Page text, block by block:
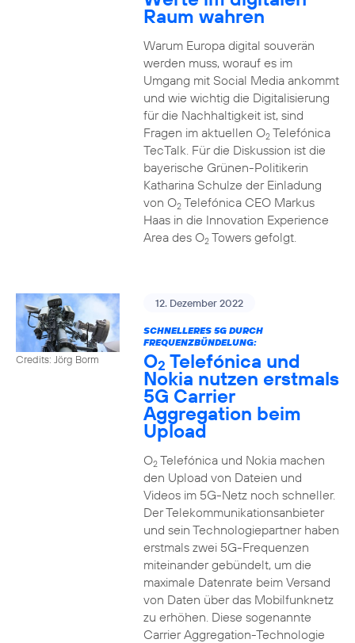
Raum wahren
Warum Europa digital souverän
werden muss, worauf es im
Umgang mit Social Media ankommt
und wie wichtig die Digitalisierung
für die Nachhaltigkeit ist, sind
Fragen im aktuellen O2Telefónica
TecTalk. Für die Diskussion ist die
bayerische Grünen-Politikerin
Katharina Schulze der Einladung
von O2Telefónica CEO Markus
Haas in die Innovation Experience
Area des O2Towers gefolgt.
Credits: Jörg Borm
12. Dezember 2022
SCHNELLERES 5G DURCH
FREQUENZBÜNDELUNG:
O2 Telefónica und
Nokia nutzen erstmals
5G Carrier
Aggregation beim
Upload
O2Telefónica und Nokia machen
den Upload von Dateien und
Videos im 5G-Netz noch schneller.
Der Telekommunikationsanbieter
und sein Technologiepartner haben
erstmals zwei 5G-Frequenzen
miteinander gebündelt, um die
maximale Datenrate beim Versand
von Daten über das Mobilfunknetz
zu erhöhen. Diese sogenannte
Carrier Aggregation-Technologie